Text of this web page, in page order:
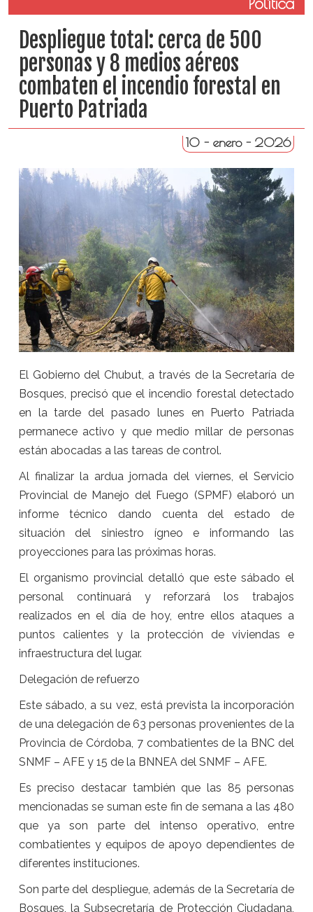
Despliegue total: cerca de 500
personas y 8 medios aéreos
combaten el incendio forestal en
Puerto Patriada
10 - enero - 2026
El Gobierno del Chubut, a través de la Secretaría de
Bosques, precisó que el incendio forestal detectado
en la tarde del pasado lunes en Puerto Patriada
permanece activo y que medio millar de personas
están abocadas a las tareas de control.
Al finalizar la ardua jornada del viernes, el Servicio
Provincial de Manejo del Fuego (SPMF) elaboró un
informe técnico dando cuenta del estado de
situación del siniestro ígneo e informando las
proyecciones para las próximas horas.
El organismo provincial detalló que este sábado el
personal continuará y reforzará los trabajos
realizados en el día de hoy, entre ellos ataques a
puntos calientes y la protección de viviendas e
infraestructura del lugar.
Delegación de refuerzo
Este sábado, a su vez, está prevista la incorporación
de una delegación de 63 personas provenientes de la
Provincia de Córdoba, 7 combatientes de la BNC del
SNMF – AFE y 15 de la BNNEA del SNMF – AFE.
Es preciso destacar también que las 85 personas
mencionadas se suman este fin de semana a las 480
que ya son parte del intenso operativo, entre
combatientes y equipos de apoyo dependientes de
diferentes instituciones.
Son parte del despliegue, además de la Secretaría de
Bosques, la Subsecretaría de Protección Ciudadana,